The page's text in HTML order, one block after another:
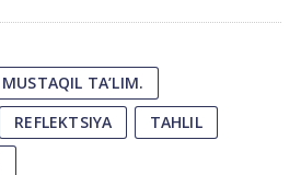
MUSTAQIL TA’LIM.
REFLEKTSIYA
TAHLIL